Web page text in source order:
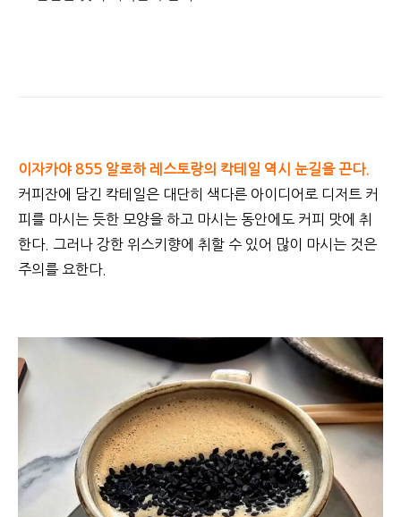
이자카야 855 알로하 레스토랑의 칵테일 역시 눈길을 끈다.
커피잔에 담긴 칵테일은 대단히 색다른 아이디어로 디저트 커
피를 마시는 듯한 모양을 하고 마시는 동안에도 커피 맛에 취
한다. 그러나 강한 위스키향에 취할 수 있어 많이 마시는 것은
주의를 요한다.